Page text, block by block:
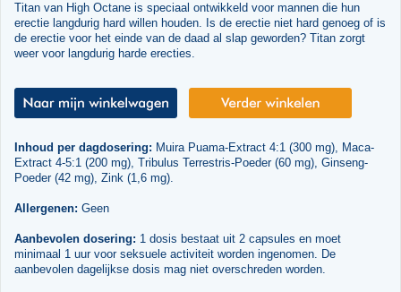
Titan van High Octane is speciaal ontwikkeld voor mannen die hun
erectie langdurig hard willen houden. Is de erectie niet hard genoeg of is
de erectie voor het einde van de daad al slap geworden? Titan zorgt
weer voor langdurig harde erecties.
Inhoud per dagdosering: Muira Puama-Extract 4:1 (300 mg), Maca-
Extract 4-5:1 (200 mg), Tribulus Terrestris-Poeder (60 mg), Ginseng-
Poeder (42 mg), Zink (1,6 mg).
Allergenen: Geen
Aanbevolen dosering: 1 dosis bestaat uit 2 capsules en moet
minimaal 1 uur voor seksuele activiteit worden ingenomen. De
aanbevolen dagelijkse dosis mag niet overschreden worden.